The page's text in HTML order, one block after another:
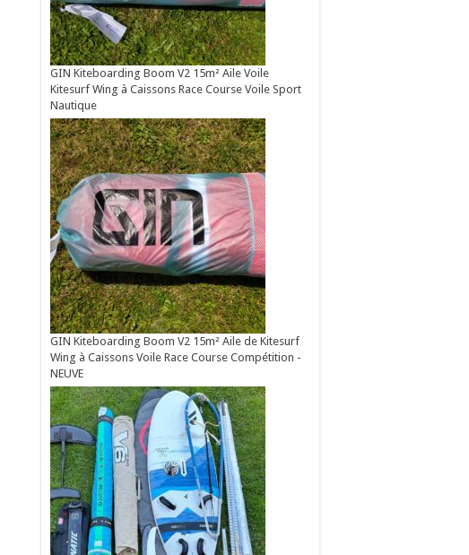
GIN Kiteboarding Boom V2 15m² Aile Voile
Kitesurf Wing à Caissons Race Course Voile Sport
Nautique
GIN Kiteboarding Boom V2 15m² Aile de Kitesurf
Wing à Caissons Voile Race Course Compétition -
NEUVE